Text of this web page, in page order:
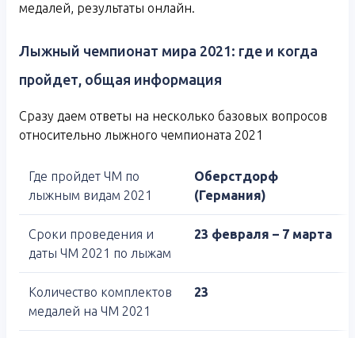
медалей, результаты онлайн.
Лыжный чемпионат мира 2021: где и когда
пройдет, общая информация
Сразу даем ответы на несколько базовых вопросов
относительно лыжного чемпионата 2021
Где пройдет ЧМ по
лыжным видам 2021
Оберстдорф
(Германия)
Сроки проведения и
даты ЧМ 2021 по лыжам
23 февраля – 7 марта
Количество комплектов
медалей на ЧМ 2021
23